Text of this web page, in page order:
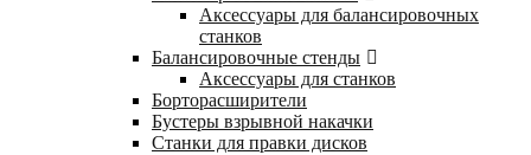
Аксессуары для балансировочных
станков
Балансировочные стенды
Аксессуары для станков
Борторасширители
Бустеры взрывной накачки
Станки для правки дисков